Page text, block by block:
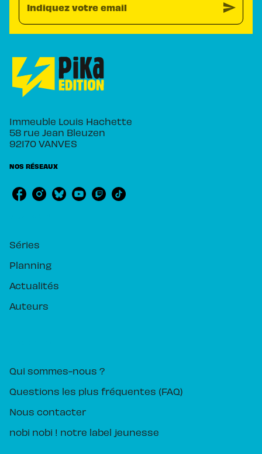
Indiquez votre email send
Immeuble Louis Hachette
58 rue Jean Bleuzen
92170 VANVES
NOS RÉSEAUX
Séries
Planning
Actualités
Auteurs
Qui sommes-nous ?
Questions les plus fréquentes (FAQ)
Nous contacter
nobi nobi ! notre label jeunesse